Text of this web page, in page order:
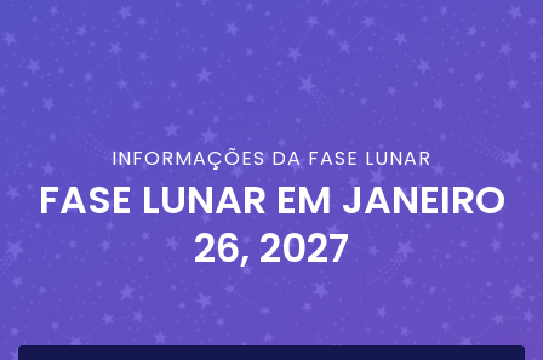
INFORMAÇÕES DA FASE LUNAR
FASE LUNAR EM JANEIRO
26, 2027